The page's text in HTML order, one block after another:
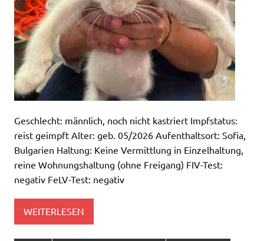
Geschlecht: männlich, noch nicht kastriert Impfstatus:
reist geimpft Alter: geb. 05/2026 Aufenthaltsort: Sofia,
Bulgarien Haltung: Keine Vermittlung in Einzelhaltung,
reine Wohnungshaltung (ohne Freigang) FIV-Test:
negativ FeLV-Test: negativ
WEITERLESEN